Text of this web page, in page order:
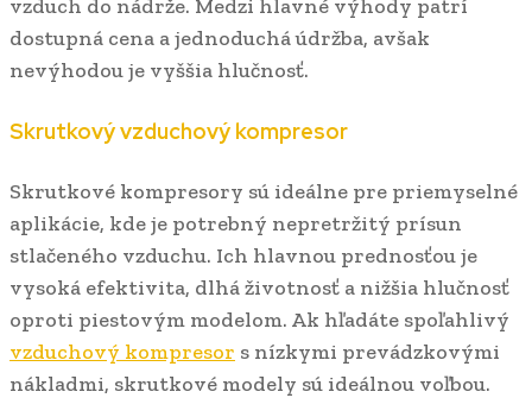
vzduch do nádrže. Medzi hlavné výhody patrí
dostupná cena a jednoduchá údržba, avšak
nevýhodou je vyššia hlučnosť.
Skrutkový vzduchový kompresor
Skrutkové kompresory sú ideálne pre priemyselné
aplikácie, kde je potrebný nepretržitý prísun
stlačeného vzduchu. Ich hlavnou prednosťou je
vysoká efektivita, dlhá životnosť a nižšia hlučnosť
oproti piestovým modelom. Ak hľadáte spoľahlivý
vzduchový kompresor s nízkymi prevádzkovými
nákladmi, skrutkové modely sú ideálnou voľbou.